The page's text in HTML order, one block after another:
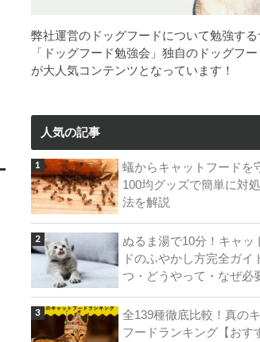
弊社運営のドッグフードについて勉強する
「ドッグフード勉強会」独自のドッグフ
が大人気コンテンツとなっています！
人気の記事
蟻からキャットフードを
100均グッズで簡単に対
法を解説
ぬるま湯で10分！キャッ
ドのふやかし方完全ガイ
つ・どうやって・なぜ必
全139種徹底比較！真の
フードランキング【おす